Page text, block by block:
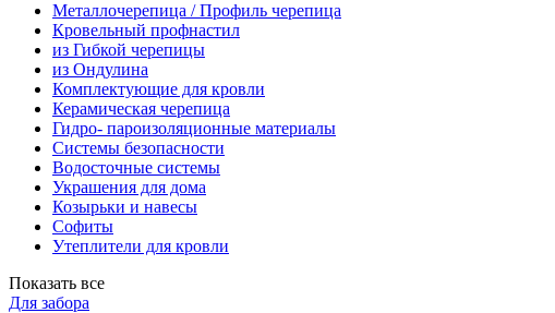
Металлочерепица / Профиль черепица
Кровельный профнастил
из Гибкой черепицы
из Ондулина
Комплектующие для кровли
Керамическая черепица
Гидро- пароизоляционные материалы
Системы безопасности
Водосточные системы
Украшения для дома
Козырьки и навесы
Софиты
Утеплители для кровли
Показать все
Для забора